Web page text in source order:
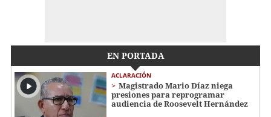
EN PORTADA
ACLARACIÓN
Magistrado Mario Díaz niega
presiones para reprogramar
audiencia de Roosevelt Hernández